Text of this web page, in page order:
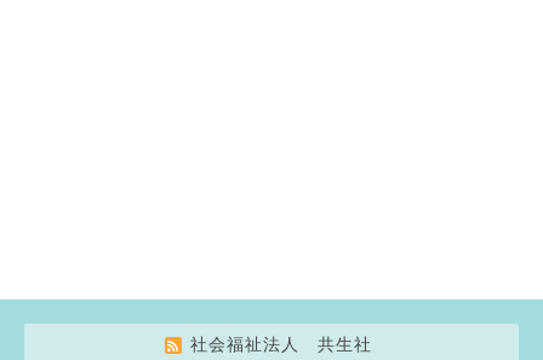
社会福祉法人 共生社